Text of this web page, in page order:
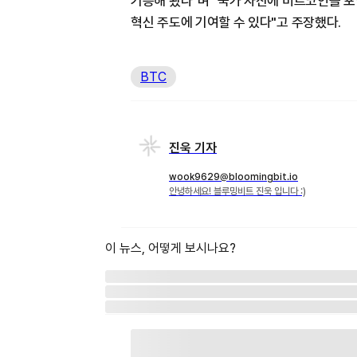
혁신 주도에 기여할 수 있다"고 주장했다.
BTC
진욱 기자
wook9629@bloomingbit.io
안녕하세요! 블루밍비트 진욱 입니다 :)
이 뉴스, 어떻게 보시나요?